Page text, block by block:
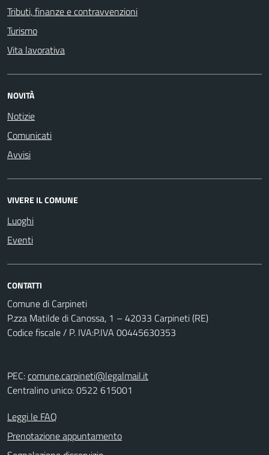
Tributi, finanze e contravvenzioni
Turismo
Vita lavorativa
NOVITÀ
Notizie
Comunicati
Avvisi
VIVERE IL COMUNE
Luoghi
Eventi
CONTATTI
Comune di Carpineti
P.zza Matilde di Canossa, 1 – 42033 Carpineti (RE)
Codice fiscale / P. IVA:P.IVA 00445630353
PEC:comune.carpineti@legalmail.it
Centralino unico: 0522 615001
Leggi le FAQ
Prenotazione appuntamento